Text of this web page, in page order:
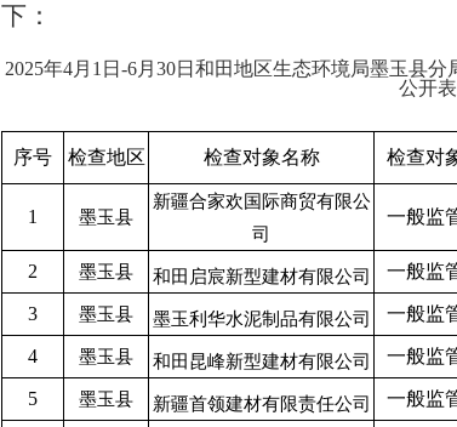
下：
2025年4月 1日-6月 30日和田地区生态环境局墨玉县分
公开表
序号 检查地区 检查对象名称 检查对
1 墨玉县
新疆合家欢国际商贸有限公
司
一般监
2 墨玉县 和田启宸新型建材有限公司 一般监
3 墨玉县 墨玉利华水泥制品有限公司 一般监
4 墨玉县 和田昆峰新型建材有限公司 一般监
5 墨玉县 新疆首领建材有限责任公司 一般监